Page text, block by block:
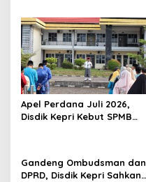
H, Ajak Masyarakat Terus
Hidupkan Syiar Islam
Apel Perdana Juli 2026,
Disdik Kepri Kebut SPMB
Gandeng Ombudsman dan
DPRD, Disdik Kepri Sahkan